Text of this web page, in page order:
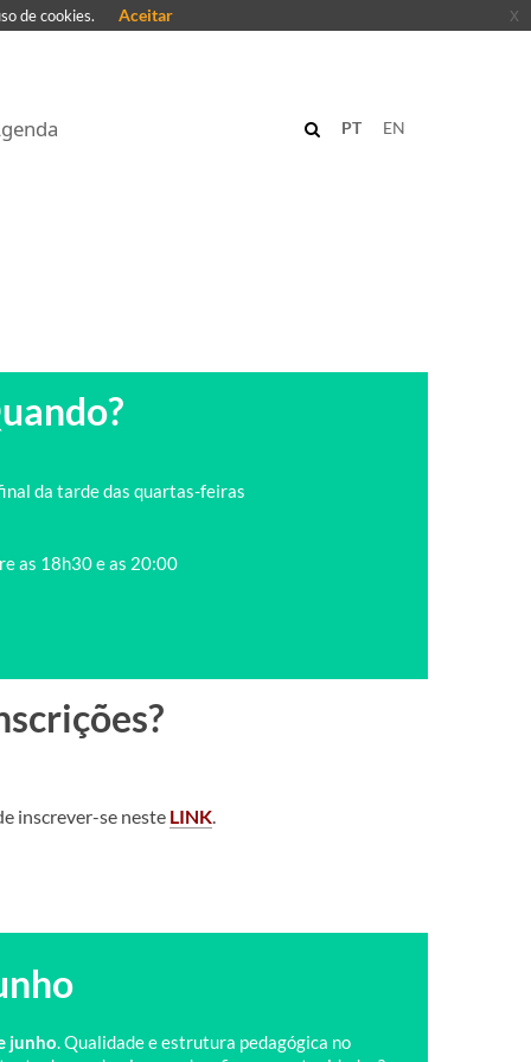
EN
PT
da tarde das quartas-feiras
as 18h30 e as 20:00
inscrever-se neste LINK.
junho. Qualidade e estrutura pedagógica no
de cookies. Aceitar x